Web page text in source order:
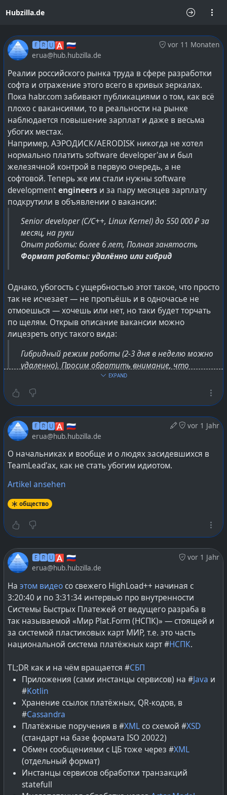
Hubzilla.de
vor 11 Monaten
🅴🆁🆄🅰 🇷🇺
erua@hub.hubzilla.de
Реалии российского рынка труда в сфере разработки
софта и отражение этого всего в кривых зеркалах.
Пока habr.com забивают публикациями о том, как всё
плохо с вакансиями, то в реальности на рынке
наблюдается повышение зарплат и даже в весьма
убогих местах.
Например, АЭРОДИСК/AERODISK никогда не хотел
нормально платить software developer'ам и был
железячной контрой в первую очередь, а не
софтовой. Теперь же им стали нужны software
developmentengineers и за пару месяцев зарплату
подкрутили в объявлении о вакансии:
Senior developer (C/C++, Linux Kernel) до 550 000 ₽ за
месяц, на руки
Опыт работы: более 6 лет, Полная занятость
Формат работы: удалённо или гибрид
Однако, убогость с ущербностью этот такое, что просто
так не исчезает — не пропьёшь и в одночасье не
отмоешься — хочешь или нет, но таки будет торчать
по щелям. Открыв описание вакансии можно
лицезреть опус такого вида:
Гибридный режим работы (2-3 дня в неделю можно
удаленно). Просим обратить внимание, что
работа предполагает присутствие в офисе. Мы ЗА
эффективное очное общение и сплоченность
коллектива :)
Раб на галерах должен регулярно отбывать
повинность в офисе, присутствуя на ритуальных
служениях с поклонением начальству, лично
выслушивая распинания с напутствиями, преданно
блеск интереса к работе в очах своих собственных.
Мы поставили вакансию в категорию «Формат
специализированном ресурсе, но ведь мы же правила
диктуем, мы работодатель — извольте подчиняться.
Мы и так уже пошли на уступку подняв верхнюю
часть вилки до среднего по рынку. Может быть, если
вы нам очень сильно понравитесь и впечатлите,
тогда подумаем, а делать ли вам оффер на такую
сумму :) А в остальном же мы будем и дальше
ебальник морщить, утверждая что вы не совсем тот
специалист, которого мы ищем, но тем не менее
можем попробовать поработать вместе, если вы
согласитесь на зарплату поменьше медианной на
работа#рыноктруда#job#softwaredevelopment
AERODISK
EXPAND
vor 1 Jahr
🅴🆁🆄🅰 🇷🇺
erua@hub.hubzilla.de
О начальниках и вообще и о людях засидевшихся в
TeamLead'ах, как не стать убогим идиотом.
Artikel ansehen
общество
vor 1 Jahr
🅴🆁🆄🅰 🇷🇺
erua@hub.hubzilla.de
На этом видеосо свежего HighLoad++ начиная с
3:20:40 и по 3:31:34 интервью про внутренности
Системы Быстрых Платежей от ведущего разраба в
так называемой «Мир Plat.Form (НСПК)» — стоящей и
за системой пластиковых карт МИР, т.е. это часть
национальной система платёжных карт #НСПК.
TL;DR как и на чём вращается #СБП
Приложения (сами инстанцы сервисов) на #Java и
#Kotlin
Хранение ссылок платёжных, QR-кодов, в
#Cassandra
Платёжные поручения в #XMLсо схемой #XSD
(стандарт на базе формата ISO 20022)
Обмен сообщениями с ЦБ тоже через #XML
(отдельный формат)
Инстанцы сервисов обработки транзакций
statefull